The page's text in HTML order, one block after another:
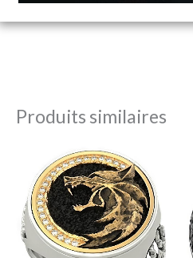
Produits similaires